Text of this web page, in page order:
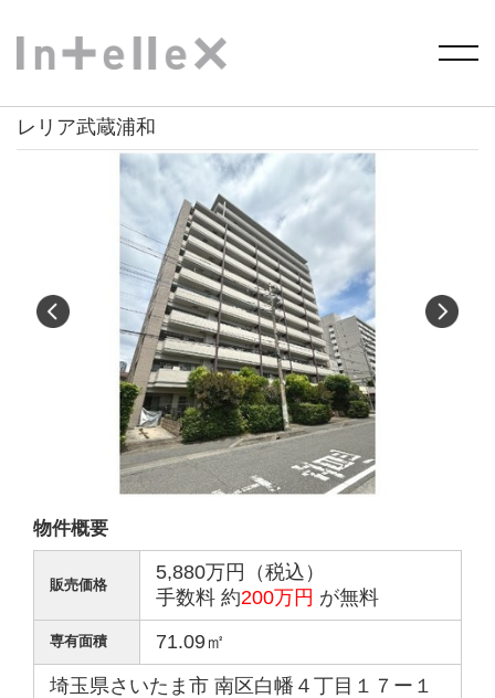
レリア武蔵浦和
物件概要
販売価格
5,880万円（税込）
手数料 約200万円 が無料
専有面積
71.09㎡
埼玉県さいたま市 南区白幡４丁目１７ー１